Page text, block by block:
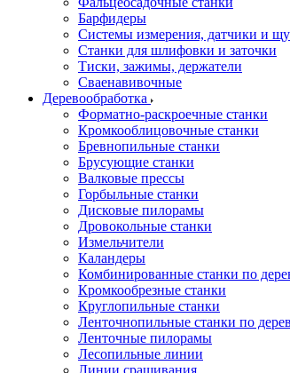
Барфидеры
Системы измерения, датчики и
Станки для шлифовки и заточки
Тиски, зажимы, держатели
Cваенавивочные
Деревообработка
Форматно-раскроечные станки
Кромкооблицовочные станки
Бревнопильные станки
Брусующие станки
Валковые прессы
Горбыльные станки
Дисковые пилорамы
Дровокольные станки
Измельчители
Каландеры
Комбинированные станки по
Кромкообрезные станки
Круглопильные станки
Ленточнопильные станки по
Ленточные пилорамы
Лесопильные линии
Линии сращивания